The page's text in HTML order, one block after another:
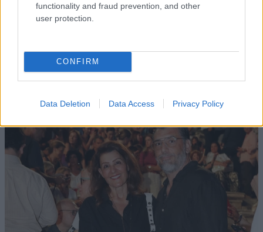
functionality and fraud prevention, and other
user protection.
CONFIRM
Data Deletion Data Access Privacy Policy